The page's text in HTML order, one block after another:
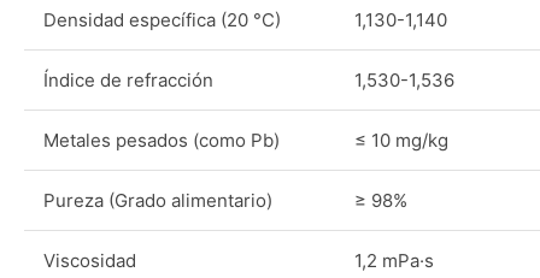
Densidad específica (20 °C) 1,130-1,140
Índice de refracción 1,530-1,536
Metales pesados (como Pb) ≤ 10 mg/kg
Pureza (Grado alimentario) ≥ 98%
Viscosidad 1,2 mPa·s